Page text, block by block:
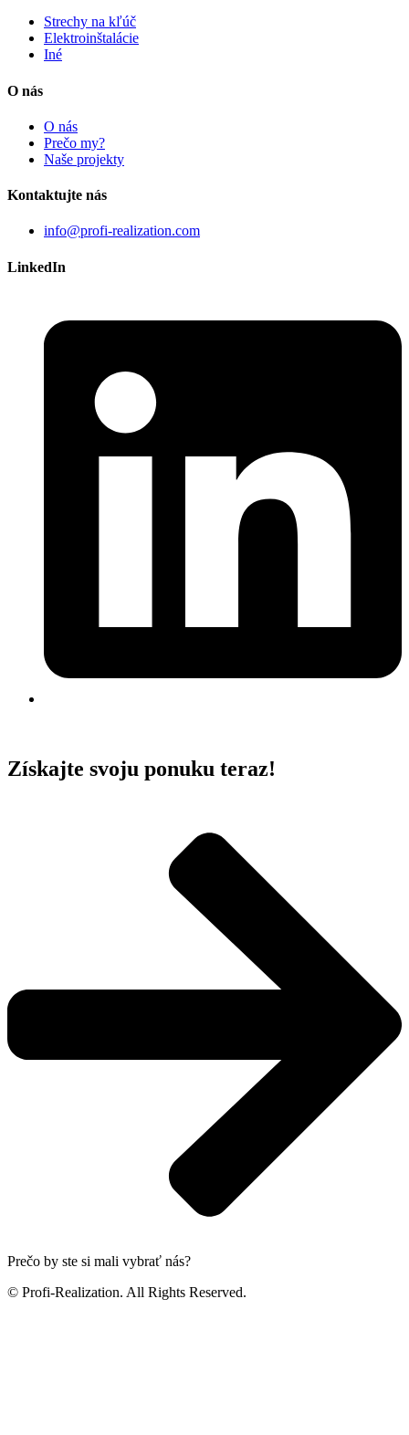
Strechy na kľúč
Elektroinštalácie
Iné
O nás
O nás
Prečo my?
Naše projekty
Kontaktujte nás
info@profi-realization.com
LinkedIn
Získajte svoju ponuku teraz!
Prečo by ste si mali vybrať nás?
© Profi-Realization. All Rights Reserved.